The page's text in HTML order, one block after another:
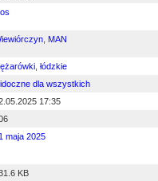
MAN
łódzkie
dla wszystkich
17:35
maja 2025
KB